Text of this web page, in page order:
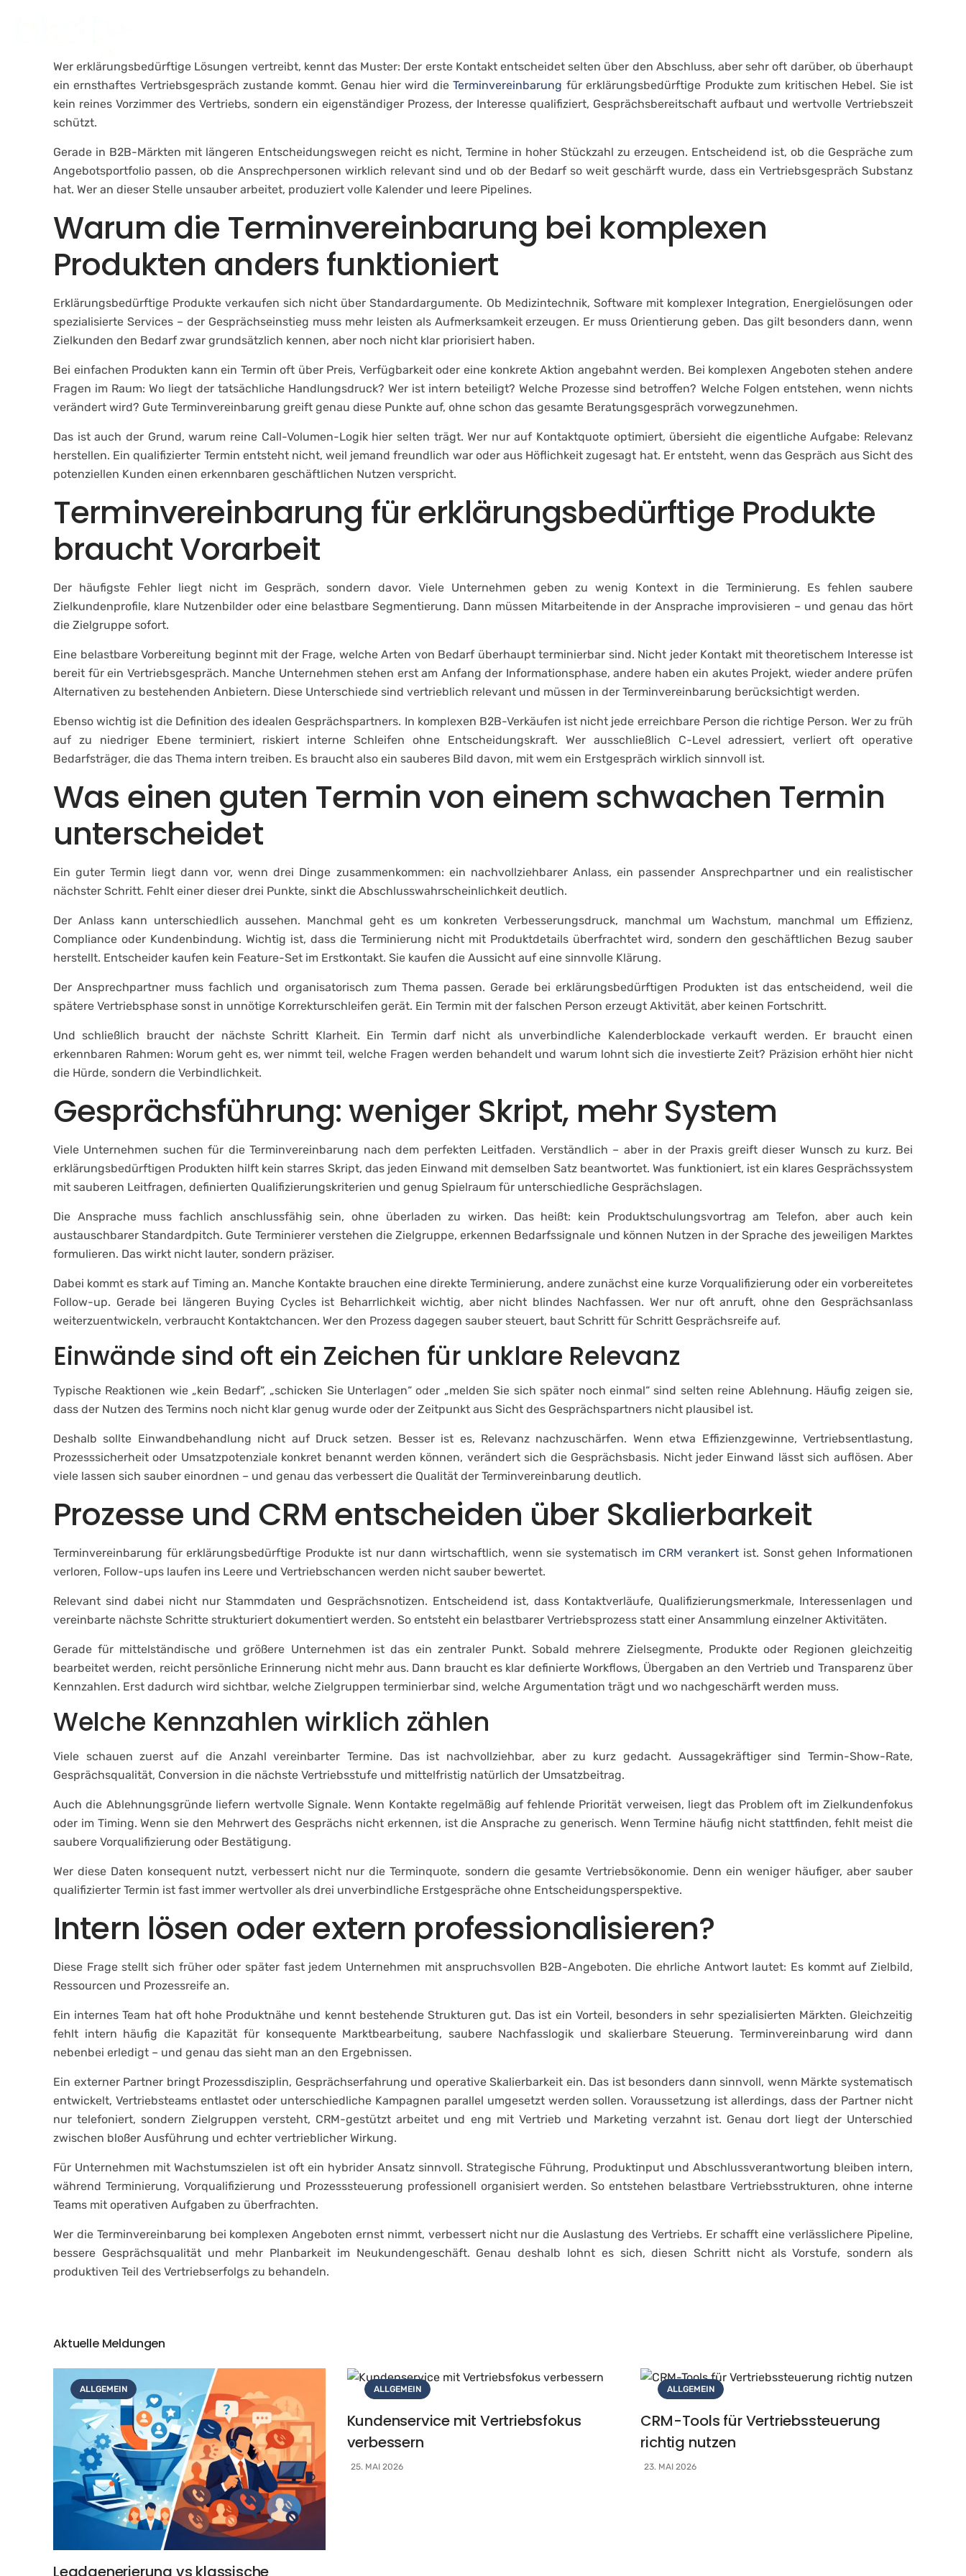
Wer erklärungsbedürftige Lösungen vertreibt, kennt das Muster: Der erste Kontakt entscheidet selten über den Abschluss, aber sehr oft darüber, ob überhaupt
ein ernsthaftes Vertriebsgespräch zustande kommt. Genau hier wird dieTerminvereinbarung für erklärungsbedürftige Produkte zum kritischen Hebel. Sie ist
kein reines Vorzimmer des Vertriebs, sondern ein eigenständiger Prozess, der Interesse qualifiziert, Gesprächsbereitschaft aufbaut und wertvolle Vertriebszeit
schützt.
Gerade in B2B-Märkten mit längeren Entscheidungswegen reicht es nicht, Termine in hoher Stückzahl zu erzeugen. Entscheidend ist, ob die Gespräche zum
Angebotsportfolio passen, ob die Ansprechpersonen wirklich relevant sind und ob der Bedarf so weit geschärft wurde, dass ein Vertriebsgespräch Substanz
hat. Wer an dieser Stelle unsauber arbeitet, produziert volle Kalender und leere Pipelines.
Warum die Terminvereinbarung bei komplexen
Produkten anders funktioniert
Erklärungsbedürftige Produkte verkaufen sich nicht über Standardargumente. Ob Medizintechnik, Software mit komplexer Integration, Energielösungen oder
spezialisierte Services – der Gesprächseinstieg muss mehr leisten als Aufmerksamkeit erzeugen. Er muss Orientierung geben. Das gilt besonders dann, wenn
Zielkunden den Bedarf zwar grundsätzlich kennen, aber noch nicht klar priorisiert haben.
Bei einfachen Produkten kann ein Termin oft über Preis, Verfügbarkeit oder eine konkrete Aktion angebahnt werden. Bei komplexen Angeboten stehen andere
Fragen im Raum: Wo liegt der tatsächliche Handlungsdruck? Wer ist intern beteiligt? Welche Prozesse sind betroffen? Welche Folgen entstehen, wenn nichts
verändert wird? Gute Terminvereinbarung greift genau diese Punkte auf, ohne schon das gesamte Beratungsgespräch vorwegzunehmen.
Das ist auch der Grund, warum reine Call-Volumen-Logik hier selten trägt. Wer nur auf Kontaktquote optimiert, übersieht die eigentliche Aufgabe: Relevanz
herstellen. Ein qualifizierter Termin entsteht nicht, weil jemand freundlich war oder aus Höflichkeit zugesagt hat. Er entsteht, wenn das Gespräch aus Sicht des
potenziellen Kunden einen erkennbaren geschäftlichen Nutzen verspricht.
Terminvereinbarung für erklärungsbedürftige Produkte
braucht Vorarbeit
Der häufigste Fehler liegt nicht im Gespräch, sondern davor. Viele Unternehmen geben zu wenig Kontext in die Terminierung. Es fehlen saubere
Zielkundenprofile, klare Nutzenbilder oder eine belastbare Segmentierung. Dann müssen Mitarbeitende in der Ansprache improvisieren – und genau das hört
die Zielgruppe sofort.
Eine belastbare Vorbereitung beginnt mit der Frage, welche Arten von Bedarf überhaupt terminierbar sind. Nicht jeder Kontakt mit theoretischem Interesse ist
bereit für ein Vertriebsgespräch. Manche Unternehmen stehen erst am Anfang der Informationsphase, andere haben ein akutes Projekt, wieder andere prüfen
Alternativen zu bestehenden Anbietern. Diese Unterschiede sind vertrieblich relevant und müssen in der Terminvereinbarung berücksichtigt werden.
Ebenso wichtig ist die Definition des idealen Gesprächspartners. In komplexen B2B-Verkäufen ist nicht jede erreichbare Person die richtige Person. Wer zu früh
auf zu niedriger Ebene terminiert, riskiert interne Schleifen ohne Entscheidungskraft. Wer ausschließlich C-Level adressiert, verliert oft operative
Bedarfsträger, die das Thema intern treiben. Es braucht also ein sauberes Bild davon, mit wem ein Erstgespräch wirklich sinnvoll ist.
Was einen guten Termin von einem schwachen Termin
unterscheidet
Ein guter Termin liegt dann vor, wenn drei Dinge zusammenkommen: ein nachvollziehbarer Anlass, ein passender Ansprechpartner und ein realistischer
nächster Schritt. Fehlt einer dieser drei Punkte, sinkt die Abschlusswahrscheinlichkeit deutlich.
Der Anlass kann unterschiedlich aussehen. Manchmal geht es um konkreten Verbesserungsdruck, manchmal um Wachstum, manchmal um Effizienz,
Compliance oder Kundenbindung. Wichtig ist, dass die Terminierung nicht mit Produktdetails überfrachtet wird, sondern den geschäftlichen Bezug sauber
herstellt. Entscheider kaufen kein Feature-Set im Erstkontakt. Sie kaufen die Aussicht auf eine sinnvolle Klärung.
Der Ansprechpartner muss fachlich und organisatorisch zum Thema passen. Gerade bei erklärungsbedürftigen Produkten ist das entscheidend, weil die
spätere Vertriebsphase sonst in unnötige Korrekturschleifen gerät. Ein Termin mit der falschen Person erzeugt Aktivität, aber keinen Fortschritt.
Und schließlich braucht der nächste Schritt Klarheit. Ein Termin darf nicht als unverbindliche Kalenderblockade verkauft werden. Er braucht einen
erkennbaren Rahmen: Worum geht es, wer nimmt teil, welche Fragen werden behandelt und warum lohnt sich die investierte Zeit? Präzision erhöht hier nicht
die Hürde, sondern die Verbindlichkeit.
Gesprächsführung: weniger Skript, mehr System
Viele Unternehmen suchen für die Terminvereinbarung nach dem perfekten Leitfaden. Verständlich – aber in der Praxis greift dieser Wunsch zu kurz. Bei
erklärungsbedürftigen Produkten hilft kein starres Skript, das jeden Einwand mit demselben Satz beantwortet. Was funktioniert, ist ein klares Gesprächssystem
mit sauberen Leitfragen, definierten Qualifizierungskriterien und genug Spielraum für unterschiedliche Gesprächslagen.
Die Ansprache muss fachlich anschlussfähig sein, ohne überladen zu wirken. Das heißt: kein Produktschulungsvortrag am Telefon, aber auch kein
austauschbarer Standardpitch. Gute Terminierer verstehen die Zielgruppe, erkennen Bedarfssignale und können Nutzen in der Sprache des jeweiligen Marktes
formulieren. Das wirkt nicht lauter, sondern präziser.
Dabei kommt es stark auf Timing an. Manche Kontakte brauchen eine direkte Terminierung, andere zunächst eine kurze Vorqualifizierung oder ein vorbereitetes
Follow-up. Gerade bei längeren Buying Cycles ist Beharrlichkeit wichtig, aber nicht blindes Nachfassen. Wer nur oft anruft, ohne den Gesprächsanlass
weiterzuentwickeln, verbraucht Kontaktchancen. Wer den Prozess dagegen sauber steuert, baut Schritt für Schritt Gesprächsreife auf.
Einwände sind oft ein Zeichen für unklare Relevanz
Typische Reaktionen wie „kein Bedarf“, „schicken Sie Unterlagen“ oder „melden Sie sich später noch einmal“ sind selten reine Ablehnung. Häufig zeigen sie,
dass der Nutzen des Termins noch nicht klar genug wurde oder der Zeitpunkt aus Sicht des Gesprächspartners nicht plausibel ist.
Deshalb sollte Einwandbehandlung nicht auf Druck setzen. Besser ist es, Relevanz nachzuschärfen. Wenn etwa Effizienzgewinne, Vertriebsentlastung,
Prozesssicherheit oder Umsatzpotenziale konkret benannt werden können, verändert sich die Gesprächsbasis. Nicht jeder Einwand lässt sich auflösen. Aber
viele lassen sich sauber einordnen – und genau das verbessert die Qualität der Terminvereinbarung deutlich.
Prozesse und CRM entscheiden über Skalierbarkeit
Terminvereinbarung für erklärungsbedürftige Produkte ist nur dann wirtschaftlich, wenn sie systematisch im CRM verankert ist. Sonst gehen Informationen
verloren, Follow-ups laufen ins Leere und Vertriebschancen werden nicht sauber bewertet.
Relevant sind dabei nicht nur Stammdaten und Gesprächsnotizen. Entscheidend ist, dass Kontaktverläufe, Qualifizierungsmerkmale, Interessenlagen und
vereinbarte nächste Schritte strukturiert dokumentiert werden. So entsteht ein belastbarer Vertriebsprozess statt einer Ansammlung einzelner Aktivitäten.
Gerade für mittelständische und größere Unternehmen ist das ein zentraler Punkt. Sobald mehrere Zielsegmente, Produkte oder Regionen gleichzeitig
bearbeitet werden, reicht persönliche Erinnerung nicht mehr aus. Dann braucht es klar definierte Workflows, Übergaben an den Vertrieb und Transparenz über
Kennzahlen. Erst dadurch wird sichtbar, welche Zielgruppen terminierbar sind, welche Argumentation trägt und wo nachgeschärft werden muss.
Welche Kennzahlen wirklich zählen
Viele schauen zuerst auf die Anzahl vereinbarter Termine. Das ist nachvollziehbar, aber zu kurz gedacht. Aussagekräftiger sind Termin-Show-Rate,
Gesprächsqualität, Conversion in die nächste Vertriebsstufe und mittelfristig natürlich der Umsatzbeitrag.
Auch die Ablehnungsgründe liefern wertvolle Signale. Wenn Kontakte regelmäßig auf fehlende Priorität verweisen, liegt das Problem oft im Zielkundenfokus
oder im Timing. Wenn sie den Mehrwert des Gesprächs nicht erkennen, ist die Ansprache zu generisch. Wenn Termine häufig nicht stattfinden, fehlt meist die
saubere Vorqualifizierung oder Bestätigung.
Wer diese Daten konsequent nutzt, verbessert nicht nur die Terminquote, sondern die gesamte Vertriebsökonomie. Denn ein weniger häufiger, aber sauber
qualifizierter Termin ist fast immer wertvoller als drei unverbindliche Erstgespräche ohne Entscheidungsperspektive.
Intern lösen oder extern professionalisieren?
Diese Frage stellt sich früher oder später fast jedem Unternehmen mit anspruchsvollen B2B-Angeboten. Die ehrliche Antwort lautet: Es kommt auf Zielbild,
Ressourcen und Prozessreife an.
Ein internes Team hat oft hohe Produktnähe und kennt bestehende Strukturen gut. Das ist ein Vorteil, besonders in sehr spezialisierten Märkten. Gleichzeitig
fehlt intern häufig die Kapazität für konsequente Marktbearbeitung, saubere Nachfasslogik und skalierbare Steuerung. Terminvereinbarung wird dann
nebenbei erledigt – und genau das sieht man an den Ergebnissen.
Ein externer Partner bringt Prozessdisziplin, Gesprächserfahrung und operative Skalierbarkeit ein. Das ist besonders dann sinnvoll, wenn Märkte systematisch
entwickelt, Vertriebsteams entlastet oder unterschiedliche Kampagnen parallel umgesetzt werden sollen. Voraussetzung ist allerdings, dass der Partner nicht
nur telefoniert, sondern Zielgruppen versteht, CRM-gestützt arbeitet und eng mit Vertrieb und Marketing verzahnt ist. Genau dort liegt der Unterschied
zwischen bloßer Ausführung und echter vertrieblicher Wirkung.
Für Unternehmen mit Wachstumszielen ist oft ein hybrider Ansatz sinnvoll. Strategische Führung, Produktinput und Abschlussverantwortung bleiben intern,
während Terminierung, Vorqualifizierung und Prozesssteuerung professionell organisiert werden. So entstehen belastbare Vertriebsstrukturen, ohne interne
Teams mit operativen Aufgaben zu überfrachten.
Wer die Terminvereinbarung bei komplexen Angeboten ernst nimmt, verbessert nicht nur die Auslastung des Vertriebs. Er schafft eine verlässlichere Pipeline,
bessere Gesprächsqualität und mehr Planbarkeit im Neukundengeschäft. Genau deshalb lohnt es sich, diesen Schritt nicht als Vorstufe, sondern als
produktiven Teil des Vertriebserfolgs zu behandeln.
Aktuelle Meldungen
ALLGEMEIN
Leadgenerierung vs klassische
ALLGEMEIN
Kundenservice mit Vertriebsfokus
verbessern
25. MAI 2026
ALLGEMEIN
CRM-Tools für Vertriebssteuerung
richtig nutzen
23. MAI 2026